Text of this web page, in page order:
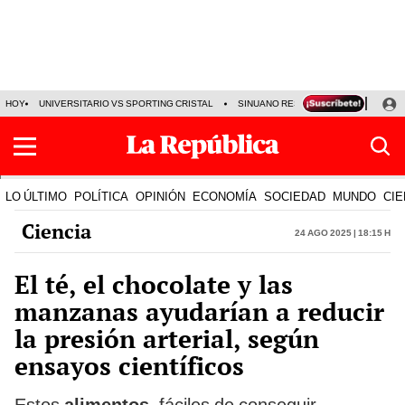
HOY UNIVERSITARIO VS SPORTING CRISTAL SINUANO RESULTADOS HOY
LO ÚLTIMO POLÍTICA OPINIÓN ECONOMÍA SOCIEDAD MUNDO
Ciencia 24 Ago 2025 | 18:15 h
El té, el chocolate y las
manzanas ayudarían a reducir
la presión arterial, según
ensayos científicos